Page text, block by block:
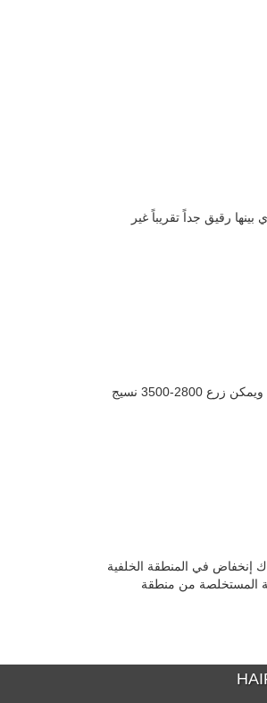
بينها رقيق جداً تقريباً غير
نوروود 5أ: وتكون المناطق الأمامية والعلوية الخالية من الشعر متوسعة أكثر أو تكون قد اتحدت بينها بشريط رقيق ويمكن زرع 2800-3500 نسيج
إنخفاض في المنطقة الخلفية
( 5600-7000 جذر شعري). وتكون الكمية المستخلصة من منطقة